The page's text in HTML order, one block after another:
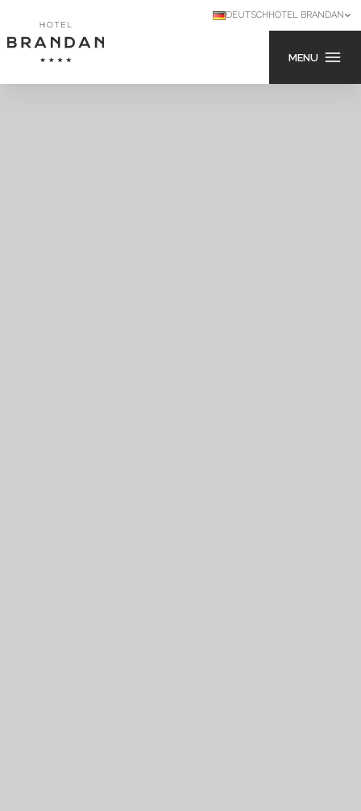
DEUTSCHHOTEL BRANDAN
MENU